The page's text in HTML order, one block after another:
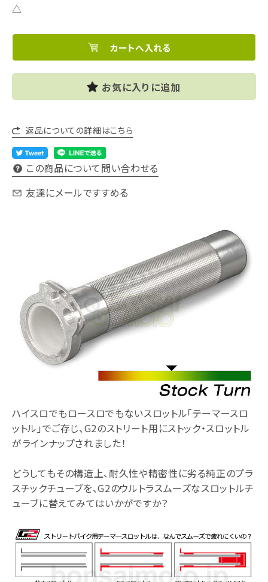
△
お気に入りに追加
返品についての詳細はこちら
この商品について問い合わせる
友達にメールですすめる
ハイスロでもロースロでもないスロットル「テーマースロ
ットル」でご存じ、G2のストリート用にストック・スロットル
がラインナップされました！
どうしてもその構造上、耐久性や精密性に劣る純正のプラ
スチックチューブを、G2のウルトラスムーズなスロットルチ
ューブに替えてみてはいかがですか？